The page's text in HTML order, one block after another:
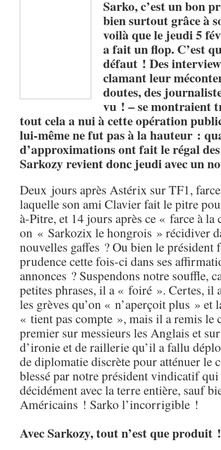
Sarko, c’est un bon
bien surtout grâce à
voilà que le jeudi 5
a fait un flop. C’est
défaut ! Des
clamant leur
doutes, des
vu ! – se montraient
tout cela a nui à cette opération
lui-même ne fut pas à la hauteur :
d’approximations ont fait le régal
Sarkozy revient donc jeudi avec un
Deux jours après Astérix sur TF1,
laquelle son ami Clavier fait le pitre
à-Pitre, et 14 jours après ce « farce à
on « Sarkozix le hongrois » récidiver
nouvelles gaffes ? Ou bien le président
prudence cette fois-ci dans ses
annonces ? Suspendons notre souffle,
petites phrases, il a « foiré ». Certes, il
les grèves qu’on « n’aperçoit plus » et
« tient pas compte », mais il a remis le
premier sur messieurs les Anglais et
d’ironie et de raillerie qu’il a fallu
de diplomatie discrète pour atténuer le
blessé par notre président vindicatif
décidément avec la terre entière, sauf
Américains ! Sarko l’incorrigible !
Avec Sarkozy, tout n’est que produit !